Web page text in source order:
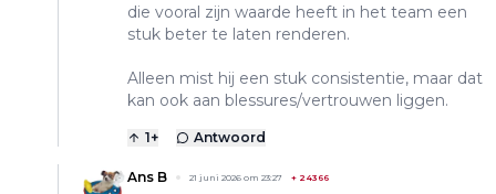
die vooral zijn waarde heeft in het team een
stuk beter te laten renderen.
Alleen mist hij een stuk consistentie, maar dat
kan ook aan blessures/vertrouwen liggen.
1+ Antwoord
Ans B 21 juni 2026 om 23:27 + 24366